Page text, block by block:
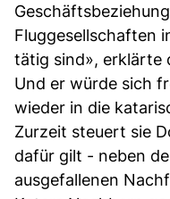
Fluggesellschaften
tätig sind», erklärte
Und er würde sich
wieder in die
Zurzeit steuert sie
dafür gilt - neben
ausgefallenen